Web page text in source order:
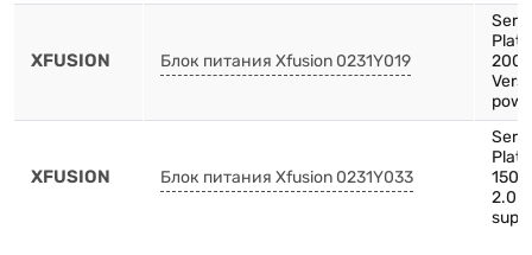
XFUSION Блок питания Xfusion 0231Y019
XFUSION Блок питания Xfusion 0231Y033
2.0